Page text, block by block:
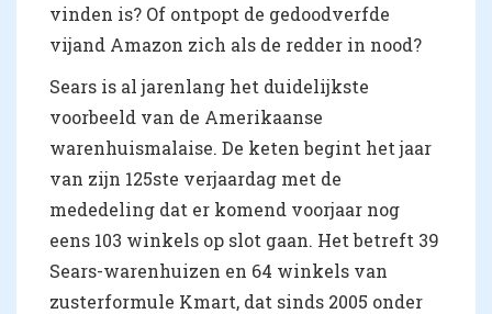
vinden is? Of ontpopt de gedoodverfde
vijand Amazon zich als de redder in nood?
Sears is al jarenlang het duidelijkste
voorbeeld van de Amerikaanse
warenhuismalaise. De keten begint het jaar
van zijn 125ste verjaardag met de
mededeling dat er komend voorjaar nog
eens 103 winkels op slot gaan. Het betreft 39
Sears-warenhuizen en 64 winkels van
zusterformule Kmart, dat sinds 2005 onder